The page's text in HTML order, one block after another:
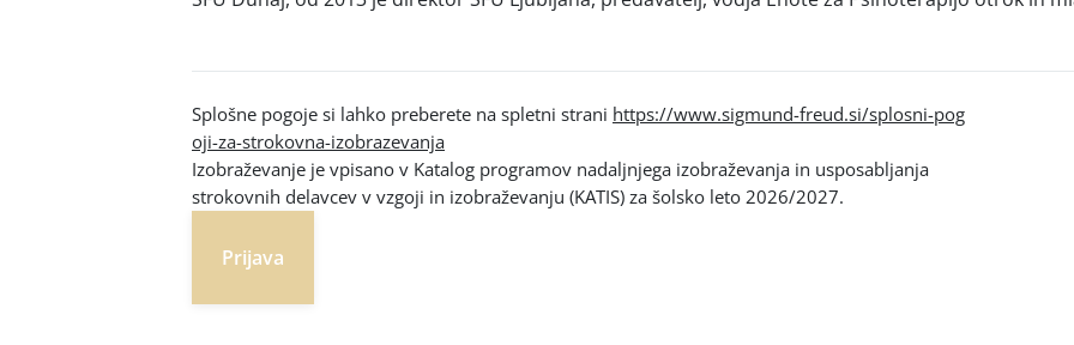
Splošne pogoje si lahko preberete na spletni strani https://www.sigmund-freud.si/splosni-pog
oji-za-strokovna-izobrazevanja
Izobraževanje je vpisano v Katalog programov nadaljnjega izobraževanja in usposabljanja
strokovnih delavcev v vzgoji in izobraževanju (KATIS) za šolsko leto 2026/2027.
Prijava